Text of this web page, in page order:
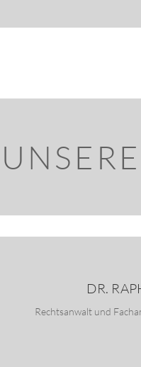
DR.
Rechtsanwalt und